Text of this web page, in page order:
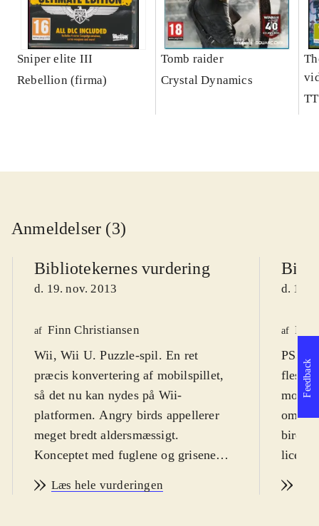
Sniper elite III
Rebellion (firma)
Tomb raider
Crystal Dynamics
Anmeldelser (3)
Bibliotekernes vurdering
d. 19. nov. 2013
af Finn Christiansen
Wii, Wii U. Puzzle-spil. En ret
præcis konvertering af mobilspillet,
så det nu kan nydes på Wii-
platformen. Angry birds appellerer
meget bredt aldersmæssigt.
Konceptet med fuglene og grisene
hysterisk populært og
Læs hele vurderingen
d. 19.
af
PS3,
fleste,
om
birds.
Spillet
Feedback